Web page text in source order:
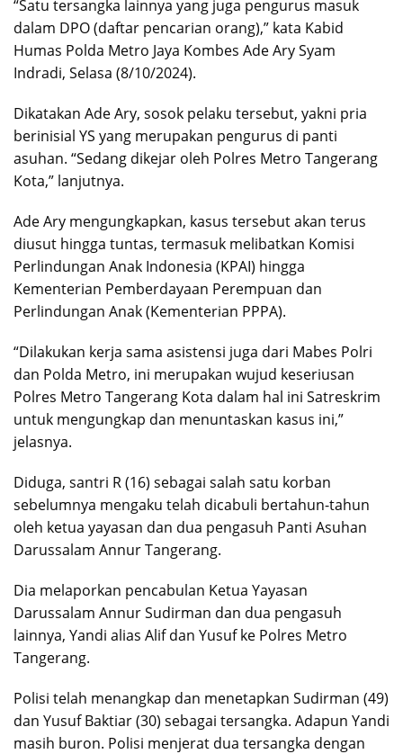
“Satu tersangka lainnya yang juga pengurus masuk
dalam DPO (daftar pencarian orang),” kata Kabid
Humas Polda Metro Jaya Kombes Ade Ary Syam
Indradi, Selasa (8/10/2024).
Dikatakan Ade Ary, sosok pelaku tersebut, yakni pria
berinisial YS yang merupakan pengurus di panti
asuhan. “Sedang dikejar oleh Polres Metro Tangerang
Kota,” lanjutnya.
Ade Ary mengungkapkan, kasus tersebut akan terus
diusut hingga tuntas, termasuk melibatkan Komisi
Perlindungan Anak Indonesia (KPAI) hingga
Kementerian Pemberdayaan Perempuan dan
Perlindungan Anak (Kementerian PPPA).
“Dilakukan kerja sama asistensi juga dari Mabes Polri
dan Polda Metro, ini merupakan wujud keseriusan
Polres Metro Tangerang Kota dalam hal ini Satreskrim
untuk mengungkap dan menuntaskan kasus ini,”
jelasnya.
Diduga, santri R (16) sebagai salah satu korban
sebelumnya mengaku telah dicabuli bertahun-tahun
oleh ketua yayasan dan dua pengasuh Panti Asuhan
Darussalam Annur Tangerang.
Dia melaporkan pencabulan Ketua Yayasan
Darussalam Annur Sudirman dan dua pengasuh
lainnya, Yandi alias Alif dan Yusuf ke Polres Metro
Tangerang.
Polisi telah menangkap dan menetapkan Sudirman (49)
dan Yusuf Baktiar (30) sebagai tersangka. Adapun Yandi
masih buron. Polisi menjerat dua tersangka dengan